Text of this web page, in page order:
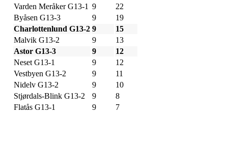
Varden Meråker G13-1 9
22
Byåsen G13-3
9
19
Charlottenlund G13-2 9
15
Malvik G13-2
9
13
Astor G13-3
9
12
Neset G13-1
9
12
Vestbyen G13-2
9
11
Nidelv G13-2
9
10
Stjørdals-Blink G13-2
9
8
Flatås G13-1
9 7